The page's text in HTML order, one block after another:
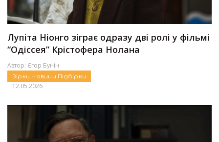
Лупіта Ніонго зіграє одразу дві ролі у фільмі
“Одіссея” Крістофера Нолана
Автор: Єгор Бунін
Зірки Новини Підбірки
12.05.2026